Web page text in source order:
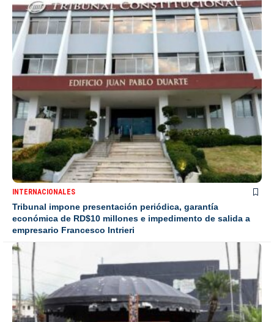
INTERNACIONALES
Tribunal impone presentación periódica, garantía
económica de RD$10 millones e impedimento de salida a
empresario Francesco Intrieri